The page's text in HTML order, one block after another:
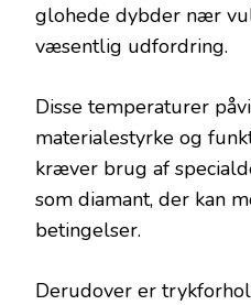
glohede dybder nær
væsentlig udfordring.
Disse temperaturer
materialestyrke og
kræver brug af
som diamant, der kan
betingelser.
Derudover er